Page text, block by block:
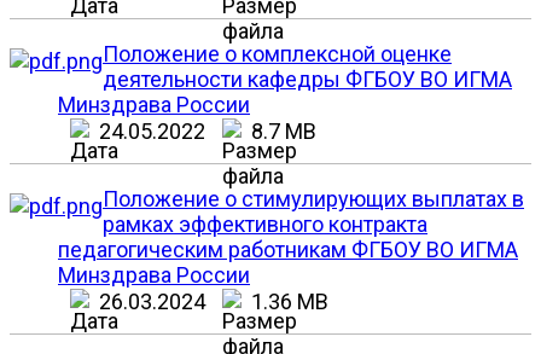
Положение о комплексной оценке
деятельности кафедры ФГБОУ ВО ИГМА
Минздрава России
24.05.2022
8.7 MB
Положение о стимулирующих выплатах в
рамках эффективного контракта
педагогическим работникам ФГБОУ ВО ИГМА
Минздрава России
26.03.2024
1.36 MB